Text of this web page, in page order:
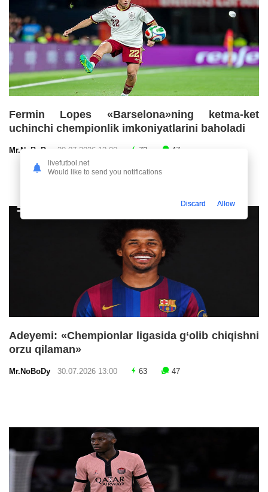
Fermin Lopes «Barselona»ning ketma-ket
uchinchi chempionlik imkoniyatlarini baholadi
Mr.NoBoDy 30.07.2026 13:00 72 47
Adeyemi: «Chempionlar ligasida g‘olib chiqishni
orzu qilaman»
Mr.NoBoDy 30.07.2026 13:00 63 47
livefutbol.net
Would like to send you notifications
Discard Allow